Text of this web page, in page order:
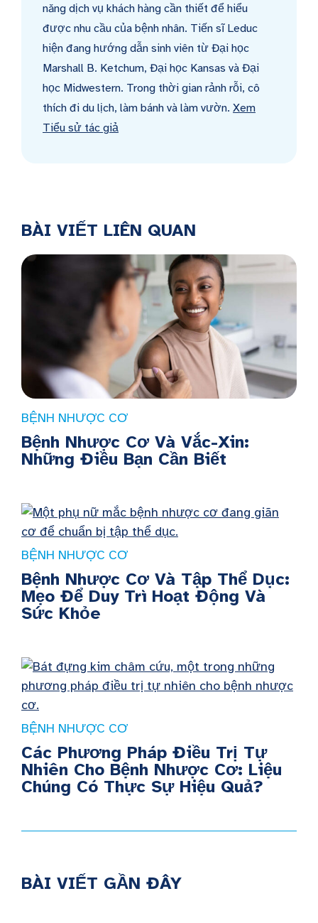
năng dịch vụ khách hàng cần thiết để hiểu
được nhu cầu của bệnh nhân. Tiến sĩ Leduc
hiện đang hướng dẫn sinh viên từ Đại học
Marshall B. Ketchum, Đại học Kansas và Đại
học Midwestern. Trong thời gian rảnh rỗi, cô
thích đi du lịch, làm bánh và làm vườn. Xem
Tiểu sử tác giả
BÀI VIẾT LIÊN QUAN
BỆNH NHƯỢC CƠ
Bệnh Nhược Cơ Và Vắc-Xin:
Những Điều Bạn Cần Biết
BỆNH NHƯỢC CƠ
Bệnh Nhược Cơ Và Tập Thể Dục:
Mẹo Để Duy Trì Hoạt Động Và
Sức Khỏe
BỆNH NHƯỢC CƠ
Các Phương Pháp Điều Trị Tự
Nhiên Cho Bệnh Nhược Cơ: Liệu
Chúng Có Thực Sự Hiệu Quả?
BÀI VIẾT GẦN ĐÂY